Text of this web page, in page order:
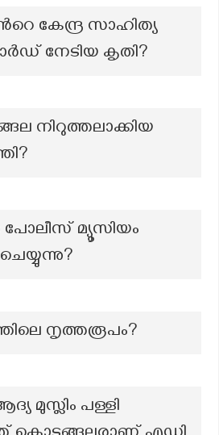
കേന്ദ്ര സാഹിത്യ
നേടിയ കൃതി?
നിറുത്തലാക്കിയ
മ്യൂസിയം
നൃത്തരൂപം?
മുസ്ലിം പള്ളി